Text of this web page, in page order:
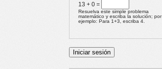
13 + 0 =
Resuelva este simple problema
matemático y escriba la solución; por
ejemplo: Para 1+3, escriba 4.